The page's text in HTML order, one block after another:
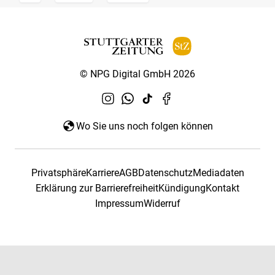
© NPG Digital GmbH 2026
Wo Sie uns noch folgen können
PrivatsphäreKarriereAGBDatenschutzMediadaten
Erklärung zur BarrierefreiheitKündigungKontakt
ImpressumWiderruf